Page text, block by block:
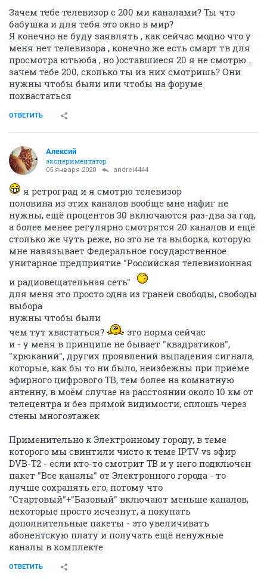
Зачем тебе телевизор с 200 ми каналами? Ты что
бабушка и для тебя это окно в мир?
Я конечно не буду заявлять , как сейчас модно что у
меня нет телевизора , конечно же есть смарт тв для
просмотра ютьюба , но )оставшиеся 20 я не смотрю...
зачем тебе 200, сколько ты из них смотришь? Они
нужны чтобы были или чтобы на форуме
похвастаться
ОТВЕТИТЬ
Алексий
экспериментатор
05 января 2020 andrei4444
я ретроград и я смотрю телевизор
половина из этих каналов вообще мне нафиг не
нужны, ещё процентов 30 включаются раз-два за год,
а более менее регулярно смотрятся 20 каналов и ещё
столько же чуть реже, но это не та выборка, которую
мне навязывает Федеральное государственное
унитарное предприятие "Российская телевизионная
и радиовещательная сеть"
для меня это просто одна из граней свободы, свободы
выбора
нужны чтобы были
чем тут хвастаться?
это норма сейчас
и - у меня в принципе не бывает "квадратиков",
"хрюканий", других проявлений выпадения сигнала,
которые, как бы то ни было, неизбежны при приёме
эфирного цифрового ТВ, тем более на комнатную
антенну, в моём случае на расстоянии около 10 км от
телецентра и без прямой видимости, сплошь через
стены многоэтажек
Применительно к Электронному городу, в теме
которого мы свинтили чисто к теме IPTV vs эфир
DVB-T2 - если кто-то смотрит ТВ и у него подключен
пакет "Все каналы" от Электронного города - то
лучше сохранять его, потому что
"Стартовый"+"Базовый" включают меньше каналов,
некоторые просто исчезнут, а покупать
дополнительные пакеты - это увеличивать
абонентскую плату и получать ещё ненужные
каналы в комплекте
ОТВЕТИТЬ